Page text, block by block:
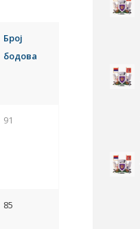
Број
бодова
91
85